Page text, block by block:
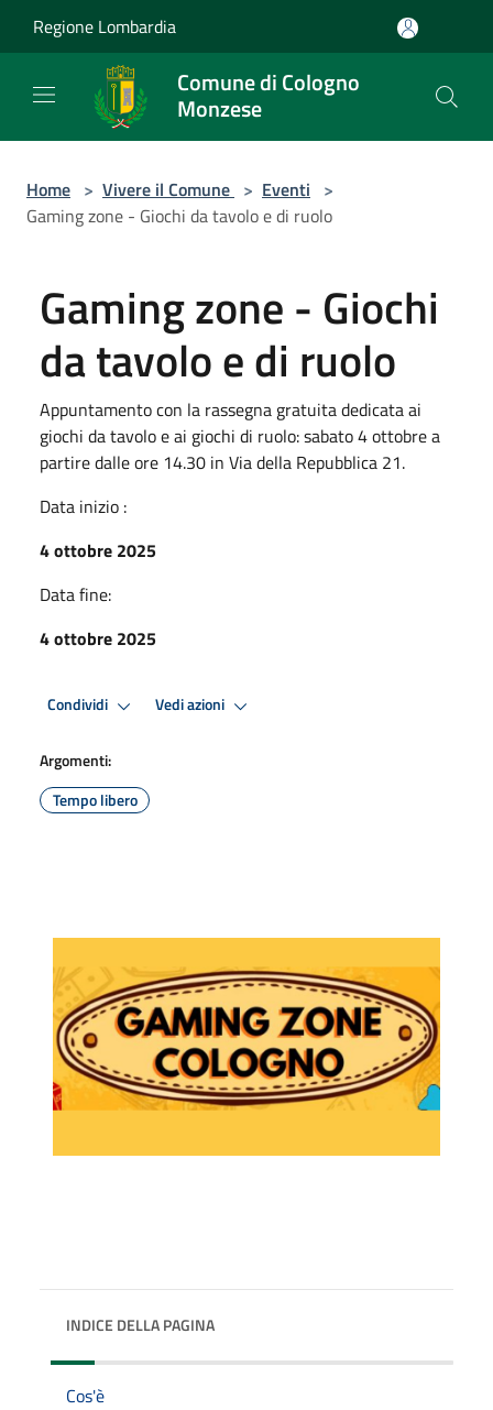
Regione Lombardia
Comune di Cologno
Monzese
Home > Vivere il Comune > Eventi >
Gaming zone - Giochi da tavolo e di ruolo
Gaming zone - Giochi
da tavolo e di ruolo
Appuntamento con la rassegna gratuita dedicata ai
giochi da tavolo e ai giochi di ruolo: sabato 4 ottobre a
partire dalle ore 14.30 in Via della Repubblica 21.
Data inizio :
4 ottobre 2025
Data fine:
4 ottobre 2025
Condividi Vedi azioni
Argomenti:
Tempo libero
INDICE DELLA PAGINA
Cos'è